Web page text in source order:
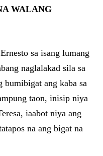
WALANG
sa isang lumang
naglalakad sila sa
ang kaba sa
taon, inisip niya
iaabot niya ang
na ang bigat na